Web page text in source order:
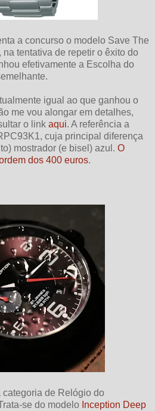
a concurso o modelo Save The
, na tentativa de repetir o êxito do
efetivamente a Escolha do
igual ao que ganhou o
me vou alongar em detalhes,
o link aqui. A referência a
cuja principal diferença
mostrador (e bisel) azul. O
dos 400 euros.
de Relógio do
se do modelo Inception Deep